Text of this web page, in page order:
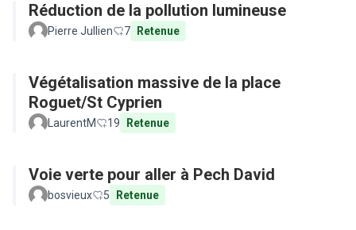
Réduction de la pollution lumineuse
Pierre Jullien 7 Retenue
Végétalisation massive de la place
Roguet/St Cyprien
LaurentM 19 Retenue
Voie verte pour aller à Pech David
bosvieux 5 Retenue